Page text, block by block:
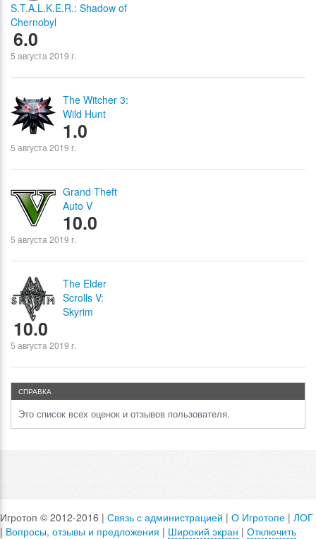
S.T.A.L.K.E.R.: Shadow of
Chernobyl
6.0
5 августа 2019 г.
The Witcher 3:
Wild Hunt
1.0
5 августа 2019 г.
Grand Theft
Auto V
10.0
5 августа 2019 г.
The Elder
Scrolls V:
Skyrim
10.0
5 августа 2019 г.
СПРАВКА
Это список всех оценок и отзывов пользователя.
Игротоп © 2012-2016 | Связь с администрацией | О Игротопе | ЛОГ
| Вопросы, отзывы и предложения | Широкий экран | Отключить